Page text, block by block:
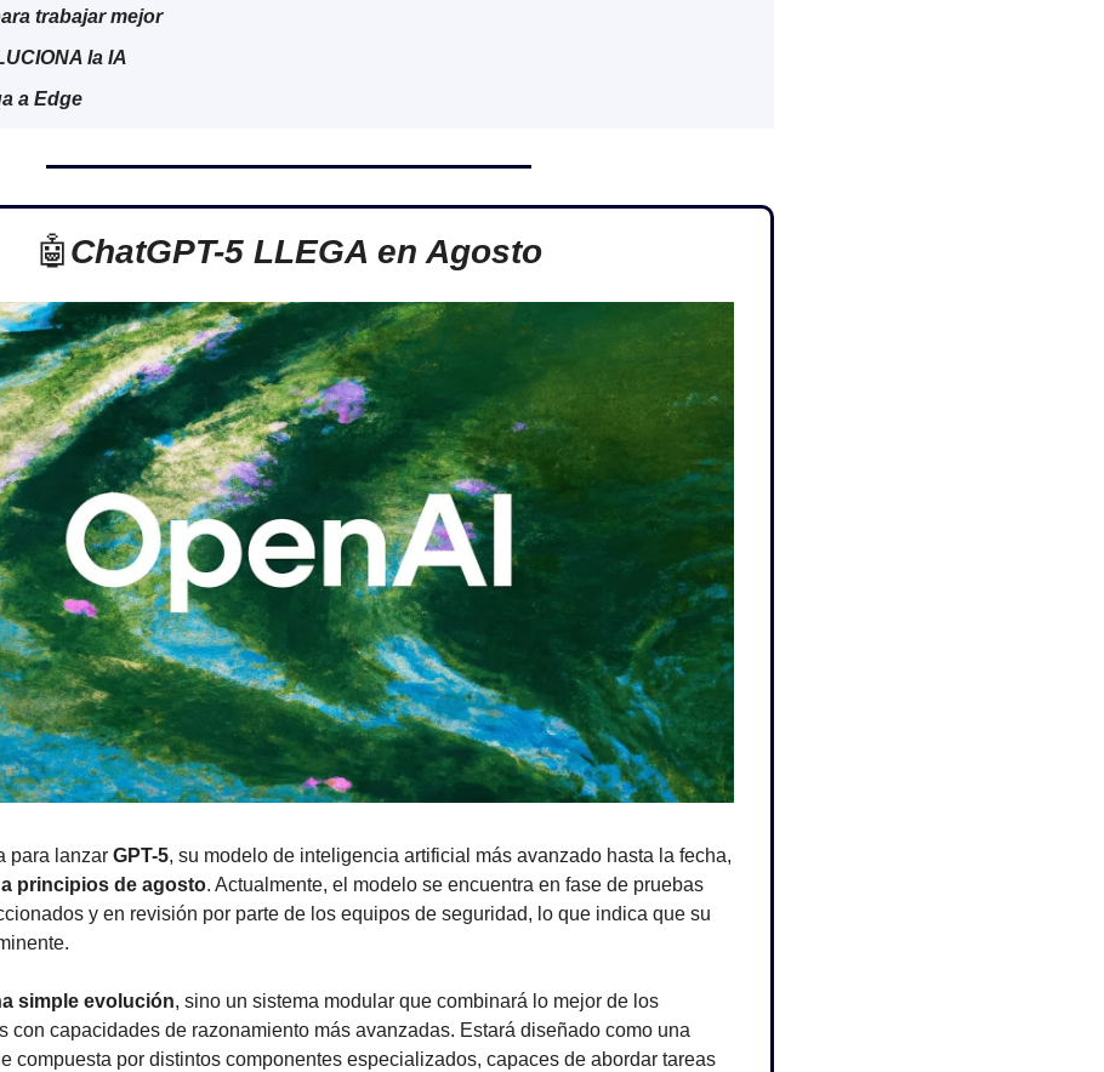
trabajar mejor
la IA
a Edge
🤖ChatGPT-5 LLEGA en Agosto
para lanzar GPT-5
principios de agosto. Actualmente, el modelo se encuentra en fase de pruebas
y en revisión por parte de los equipos de seguridad, lo que indica que su
simple evolución, sino un sistema modular que combinará lo mejor de los
con capacidades de razonamiento más avanzadas. Estará diseñado como una
compuesta por distintos componentes especializados, capaces de abordar tareas